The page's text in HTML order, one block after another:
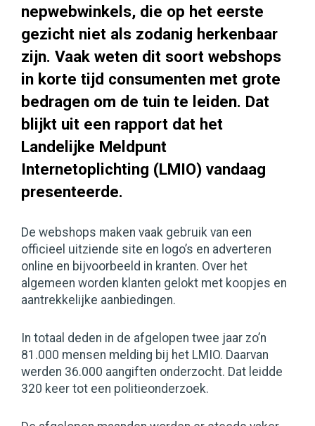
nepwebwinkels, die op het eerste
gezicht niet als zodanig herkenbaar
zijn. Vaak weten dit soort webshops
in korte tijd consumenten met grote
bedragen om de tuin te leiden. Dat
blijkt uit een rapport dat het
Landelijke Meldpunt
Internetoplichting (LMIO) vandaag
presenteerde.
De webshops maken vaak gebruik van een
officieel uitziende site en logo’s en adverteren
online en bijvoorbeeld in kranten. Over het
algemeen worden klanten gelokt met koopjes en
aantrekkelijke aanbiedingen.
In totaal deden in de afgelopen twee jaar zo’n
81.000 mensen melding bij het LMIO. Daarvan
werden 36.000 aangiften onderzocht. Dat leidde
320 keer tot een politieonderzoek.